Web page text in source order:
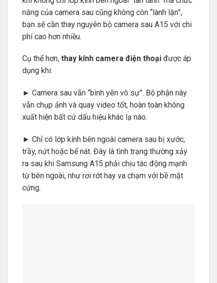
năng của camera sau cũng không còn “lành lặn”,
bạn sẽ cần thay nguyên bộ camera sau A15 với chi
phí cao hơn nhiều.
Cụ thể hơn, thay kính camera điện thoại được áp
dụng khi:
► Camera sau vẫn “bình yên vô sự”. Bộ phận này
vẫn chụp ảnh và quay video tốt, hoàn toàn không
xuất hiện bất cứ dấu hiệu khác lạ nào.
► Chỉ có lớp kính bên ngoài camera sau bị xước,
trầy, nứt hoặc bể nát. Đây là tình trạng thường xảy
ra sau khi Samsung A15 phải chịu tác động mạnh
từ bên ngoài, như rơi rớt hay va chạm với bề mặt
cứng.